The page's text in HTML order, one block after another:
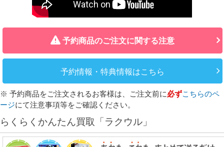
予約商品のご注文に関する注意
予約情報・特典情報はこちら
※ 予約商品をご注文されるお客様は、ご注文前に必ずこちらのペ
ージにて注意事項等をご確認ください。
らくらくかんたん買取「ラクウル」